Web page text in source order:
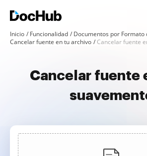
Inicio Funcionalidad
Documentos por Formato
Cancelar fuente en tu archivo
Cancelar fuente
Cancelar fuente